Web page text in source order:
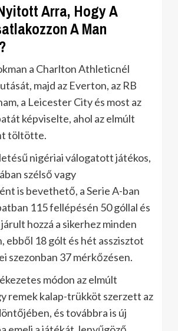
Arra, Hogy A
A Man
a Charlton Athleticnél
majd az Everton, az RB
a Leicester City és most az
képviselte, ahol az elmúlt
töltötte.
nigériai válogatott játékos,
szélső vagy
is bevethető, a Serie A-ban
115 fellépésén 50 góllal és
hozzá a sikerhez minden
ebből 18 gólt és hét asszisztot
szezonban 37 mérkőzésen.
módon az elmúlt
remek kalap-trükköt szerzett az
és továbbra is új